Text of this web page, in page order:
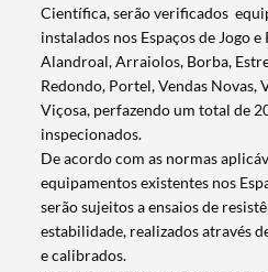
Científica, serão verificados
instalados nos Espaços de Jogo
Alandroal, Arraiolos, Borba,
Redondo, Portel, Vendas Novas,
Viçosa, perfazendo um total de
inspecionados.
De acordo com as normas
equipamentos existentes nos
serão sujeitos a ensaios de
estabilidade, realizados através
e calibrados.